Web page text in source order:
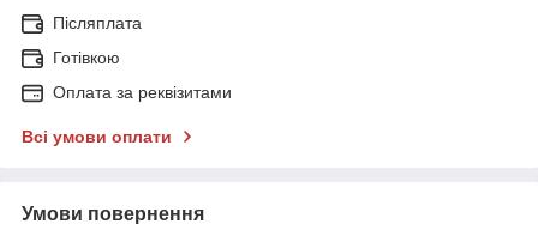
Післяплата
Готівкою
Оплата за реквізитами
Всі умови оплати
Умови повернення